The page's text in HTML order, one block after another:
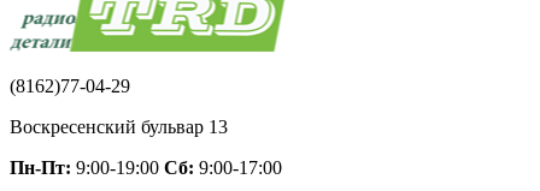
(8162)77-04-29
Воскресенский бульвар 13
Пн-Пт: 9:00-19:00 Сб: 9:00-17:00